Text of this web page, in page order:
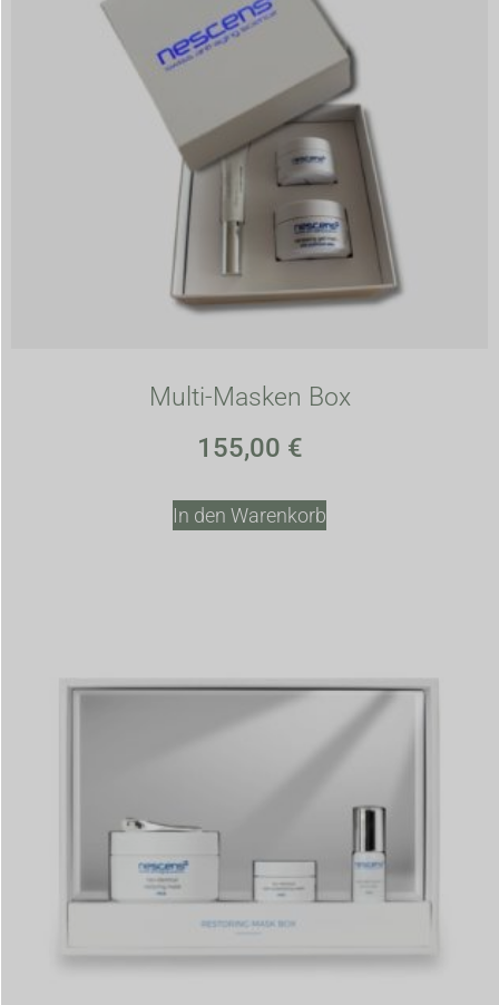
Multi-Masken Box
155,00 €
In den Warenkorb